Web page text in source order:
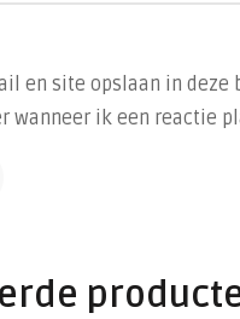
en site opslaan in deze
wanneer ik een reactie